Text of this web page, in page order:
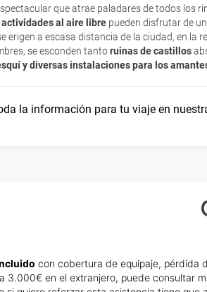
que atrae paladares de todos los
al aire libre pueden disfrutar de
erigen a escasa distancia de la ciudad, en la
se esconden tantoruinas de castillos
y diversas instalaciones para los
la información para tu viaje en
en el viaje.
te será requerida en el mostrador de la
salida.
con cobertura de equipaje, pérdida
3.000€ en el extranjero, puede consultar